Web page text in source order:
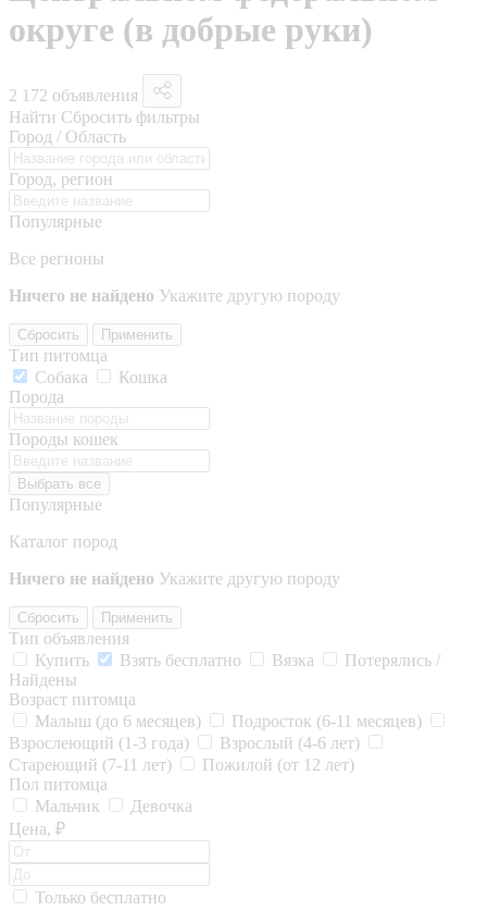
округе (в добрые руки)
2 172 объявления
Найти Сбросить фильтры
Город / Область
Город, регион
Популярные
Все регионы
Ничего не найдено Укажите другую породу
Сбросить Применить
Тип питомца
Собака
Кошка
Порода
Породы кошек
Выбрать все
Популярные
Каталог пород
Ничего не найдено Укажите другую породу
Сбросить Применить
Тип объявления
Купить
Взять бесплатно Вязка
Потерялись /
Найдены
Возраст питомца
Малыш (до 6 месяцев)
Подросток (6-11 месяцев)
Взрослеющий (1-3 года)
Взрослый (4-6 лет)
Стареющий (7-11 лет)
Пожилой (от 12 лет)
Пол питомца
Мальчик
Девочка
Цена, ₽
Только бесплатно